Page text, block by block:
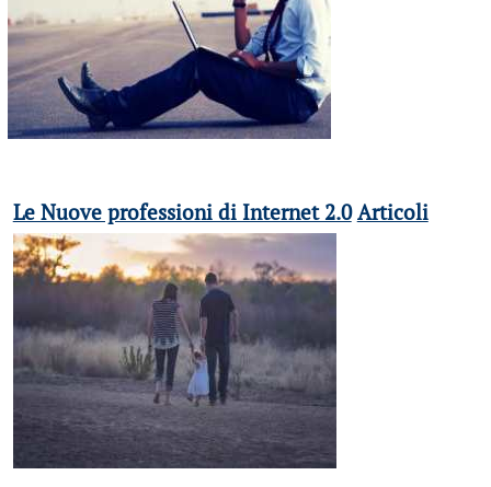
Le Nuove professioni di Internet 2.0 Articoli